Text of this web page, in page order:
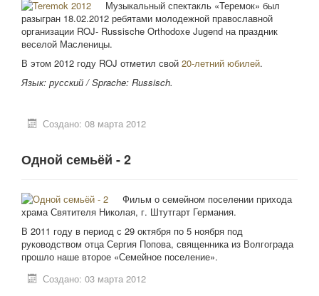
Музыкальный спектакль «Теремок» был
разыгран 18.02.2012 ребятами молодежной православной
организации ROJ- Russische Orthodoxe Jugend на праздник
веселой Масленицы.
В этом 2012 году ROJ отметил свой 20-летний юбилей.
Язык: русский /Sprache: Russisch.
Создано: 08 марта 2012
Одной семьёй - 2
Фильм о семейном поселении прихода
храма Святителя Николая, г. Штутгарт Германия.
В 2011 году в период с 29 октября по 5 ноября под
руководством отца Сергия Попова, священника из Волгограда
прошло наше второе «Семейное поселение».
Создано: 03 марта 2012